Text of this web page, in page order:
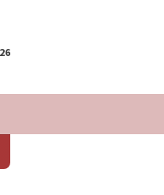
Hari Minggu Besok